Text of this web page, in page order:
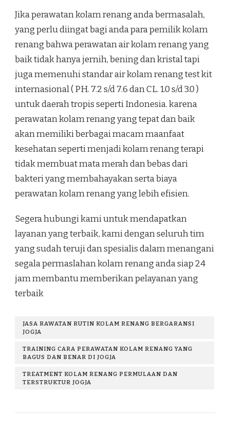
Jika perawatan kolam renang anda bermasalah,
yang perlu diingat bagi anda para pemilik kolam
renang bahwa perawatan air kolam renang yang
baik tidak hanya jernih, bening dan kristal tapi
juga memenuhi standar air kolam renang test kit
internasional ( PH. 7.2 s/d 7.6 dan CL. 1.0 s/d 3.0 )
untuk daerah tropis seperti Indonesia. karena
perawatan kolam renang yang tepat dan baik
akan memiliki berbagai macam maanfaat
kesehatan seperti menjadi kolam renang terapi
tidak membuat mata merah dan bebas dari
bakteri yang membahayakan serta biaya
perawatan kolam renang yang lebih efisien.
Segera hubungi kami untuk mendapatkan
layanan yang terbaik, kami dengan seluruh tim
yang sudah teruji dan spesialis dalam menangani
segala permaslahan kolam renang anda siap 24
jam membantu memberikan pelayanan yang
terbaik
JASA RAWATAN RUTIN KOLAM RENANG BERGARANSI
JOGJA
TRAINING CARA PERAWATAN KOLAM RENANG YANG
BAGUS DAN BENAR DI JOGJA
TREATMENT KOLAM RENANG PERMULAAN DAN
TERSTRUKTUR JOGJA